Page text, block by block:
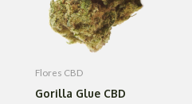
Flores CBD
Gorilla Glue CBD